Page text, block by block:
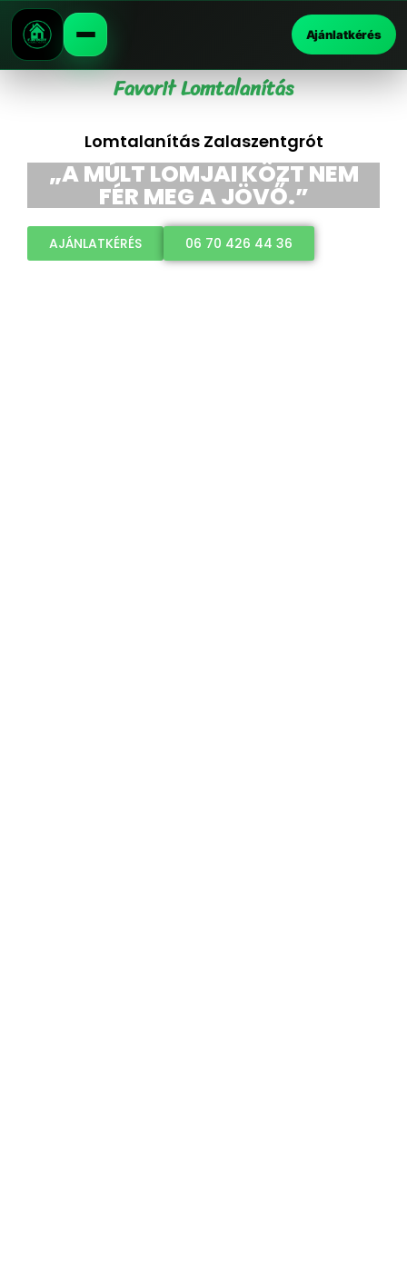
Ajánlatkérés
Favorit Lomtalanítás
Lomtalanítás Zalaszentgrót
„A MÚLT LOMJAI KÖZT NEM
FÉR MEG A JÖVŐ.”
AJÁNLATKÉRÉS 06 70 426 44 36